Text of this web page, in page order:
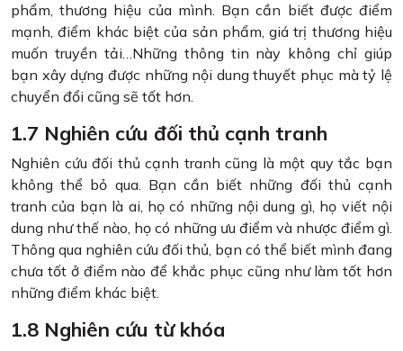
phẩm, thương hiệu của mình. Bạn cần biết được điểm
mạnh, điểm khác biệt của sản phẩm, giá trị thương hiệu
muốn truyền tải…Những thông tin này không chỉ giúp
bạn xây dựng được những nội dung thuyết phục mà tỷ lệ
chuyển đổi cũng sẽ tốt hơn.
1.7 Nghiên cứu đối thủ cạnh tranh
Nghiên cứu đối thủ cạnh tranh cũng là một quy tắc bạn
không thể bỏ qua. Bạn cần biết những đối thủ cạnh
tranh của bạn là ai, họ có những nội dung gì, họ viết nội
dung như thế nào, họ có những ưu điểm và nhược điểm gì.
Thông qua nghiên cứu đối thủ, bạn có thể biết mình đang
chưa tốt ở điểm nào để khắc phục cũng như làm tốt hơn
những điểm khác biệt.
1.8 Nghiên cứu từ khóa